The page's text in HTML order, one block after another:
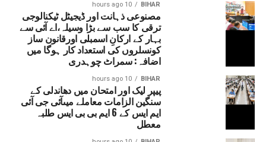
BIHAR
10 hours ago
مصنوعی ذہانت اور ڈیجیٹل ٹیکنالوجی
ترقی کا سب سے بڑا وسیلہ،اے آئی سے
بہار کے ارکانِ اسمبلی اورقانون ساز
کونسلروں کی استعداد کار ہوگا میں
اضافہ: سمراٹ چوہدری
BIHAR
10 hours ago
پیپر لیک اور امتحان میں دھاندلی کے
سنگین الزامات معاملے میںآئی جی آئی
ایم ایس کے 6 ایم بی بی ایس طلبہ
معطل